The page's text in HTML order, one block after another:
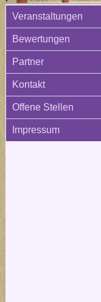
Veranstaltungen
Bewertungen
Partner
Kontakt
Offene Stellen
Impressum